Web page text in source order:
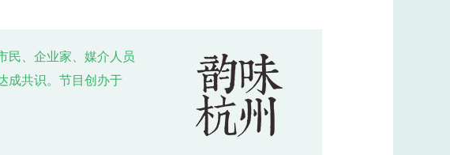
民、企业家、媒介人员
成共识。节目创办于